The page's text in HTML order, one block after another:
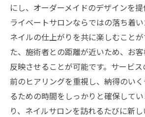
にし、オーダーメイドのデザインを
ライベートサロンならではの落ち着い
ネイルの仕上がりを共に楽しむこと
た、施術者との距離が近いため、お
反映させることが可能です。サービ
前のヒアリングを重視し、納得のい
るための時間をしっかりと確保して
り、ネイルサロンを訪れるたびに新